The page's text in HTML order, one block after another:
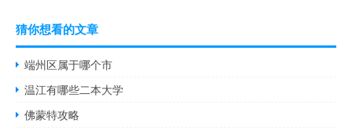
猜你想看的文章
端州区属于哪个市
温江有哪些二本大学
佛蒙特攻略